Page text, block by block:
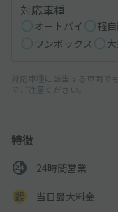
対応車種
オートバイ 軽
ワンボックス
対応車種に該当する車両で
でご注意ください。
特徴
24時間営業
当日最大料金